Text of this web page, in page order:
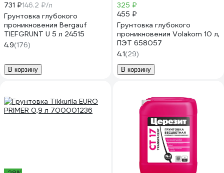
731 ₽146.2 ₽/л
Грунтовка глубокого
проникновения Bergauf
TIEFGRUNT U 5 л 24515
4.9(176)
В корзину
325 ₽
455 ₽
Грунтовка глубокого
проникновения Volakom 10 л,
ПЭТ 658057
4.1(29)
В корзину